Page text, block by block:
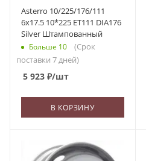
Asterro 10/225/176/111
6x17.5 10*225 ET111 DIA176
Silver Штампованный
Больше 10
(Срок
поставки 7 дней)
5 923 ₽/шт
В КОРЗИНУ